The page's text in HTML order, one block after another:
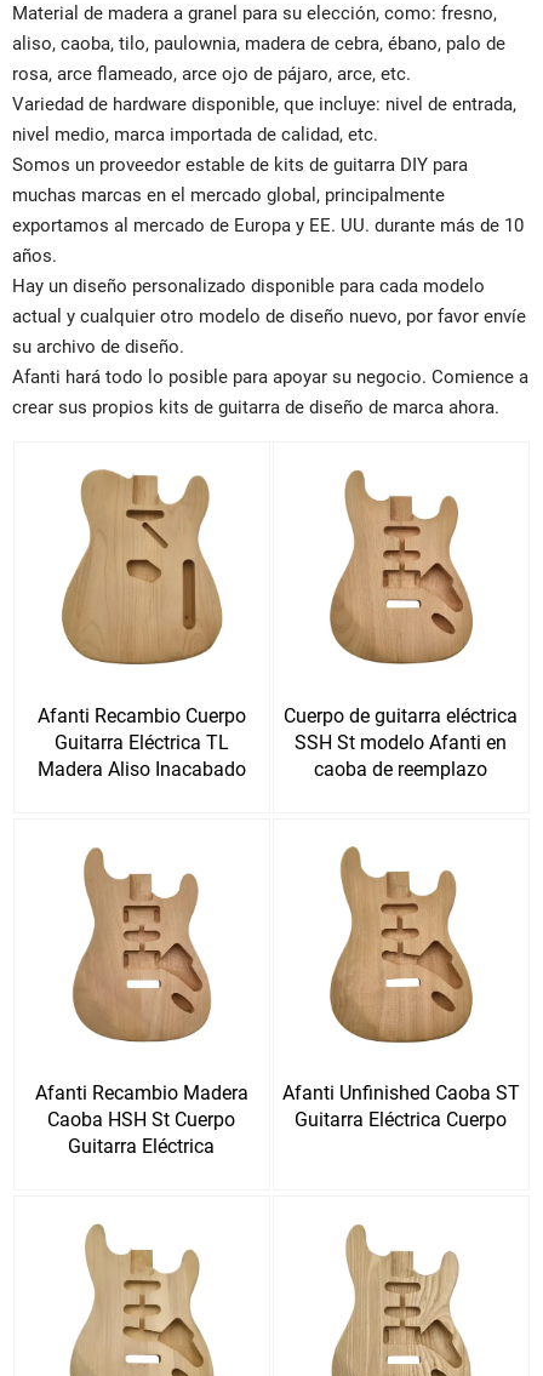
Material de madera a granel para su elección, como: fresno,
aliso, caoba, tilo, paulownia, madera de cebra, ébano, palo de
rosa, arce flameado, arce ojo de pájaro, arce, etc.
Variedad de hardware disponible, que incluye: nivel de entrada,
nivel medio, marca importada de calidad, etc.
Somos un proveedor estable de kits de guitarra DIY para
muchas marcas en el mercado global, principalmente
exportamos al mercado de Europa y EE. UU. durante más de 10
años.
Hay un diseño personalizado disponible para cada modelo
actual y cualquier otro modelo de diseño nuevo, por favor envíe
su archivo de diseño.
Afanti hará todo lo posible para apoyar su negocio. Comience a
crear sus propios kits de guitarra de diseño de marca ahora.
Afanti Recambio Cuerpo
Guitarra Eléctrica TL
Madera Aliso Inacabado
Cuerpo de guitarra eléctrica
SSH St modelo Afanti en
caoba de reemplazo
Afanti Recambio Madera
Caoba HSH St Cuerpo
Guitarra Eléctrica
Afanti Unfinished Caoba ST
Guitarra Eléctrica Cuerpo